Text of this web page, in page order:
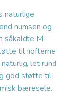
naturlige
numsen og
såkaldte M-
til hofterne
let rund
god støtte til
bæresele.